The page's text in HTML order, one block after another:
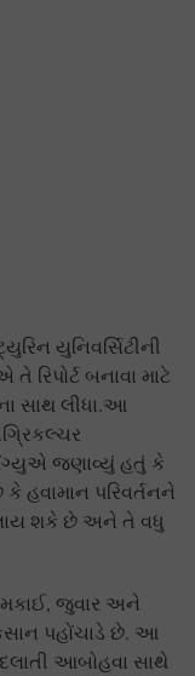
યુનિવર્સિટીની
રિપોર્ટ બનાવા માટે
સાથ લીધા.આ
જણાવ્યું હતું કે
હવામાન પરિવર્તનને
શકે છે અને તે વધુ
મકાઈ, જુવાર અને
પહોંચાડે છે. આ
આબોહવા સાથે